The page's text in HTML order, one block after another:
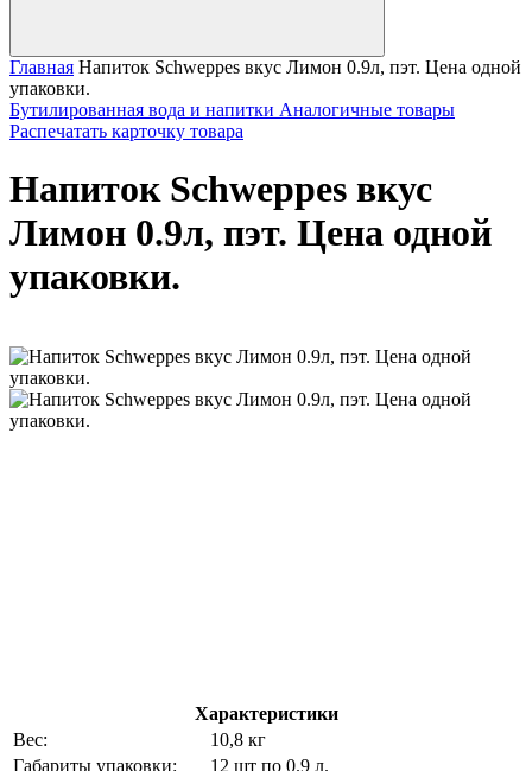
Главная Напиток Schweppes вкус Лимон 0.9л, пэт. Цена одной
упаковки.
Бутилированная вода и напитки Аналогичные товары
Распечатать карточку товара
Напиток Schweppes вкус
Лимон 0.9л, пэт. Цена одной
упаковки.
Характеристики
Вес:
10,8 кг
Габариты упаковки:
12 шт по 0.9 л.